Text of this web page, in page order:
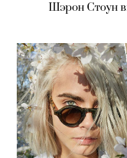
Шэрон Стоун